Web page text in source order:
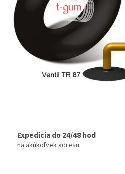
Expedícia do 24/48 hod
na akúkoľvek adresu